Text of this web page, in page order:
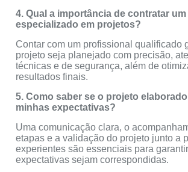
4. Qual a importância de contratar
especializado em projetos?
Contar com um profissional qualificado
projeto seja planejado com precisão,
técnicas e de segurança, além de
resultados finais.
5. Como saber se o projeto
minhas expectativas?
Uma comunicação clara, o
etapas e a validação do projeto junto a
experientes são essenciais para
expectativas sejam correspondidas.